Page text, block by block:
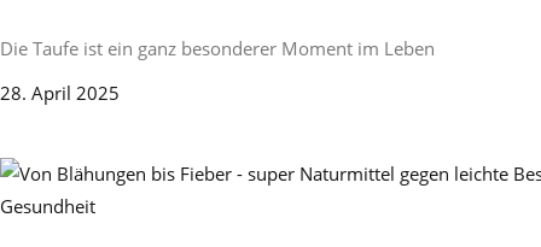
Die Taufe ist ein ganz besonderer Moment im Leben
28. April 2025
Gesundheit